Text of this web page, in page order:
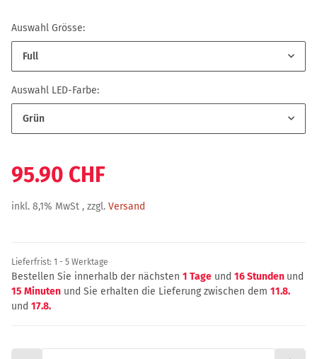
Auswahl Grösse:
Full
Auswahl LED-Farbe:
Grün
95.90 CHF
inkl. 8,1% MwSt , zzgl. Versand
Lieferfrist: 1 - 5 Werktage
Bestellen Sie innerhalb der nächsten 1 Tage und 16 Stunden und
15 Minuten und Sie erhalten die Lieferung zwischen dem 11.8.
und 17.8.